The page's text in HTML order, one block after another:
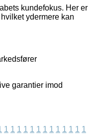
kundefokus. Her er
ydermere kan
garantier imod
1 1 1 1 1 1 1 1 1 1 1 1 1